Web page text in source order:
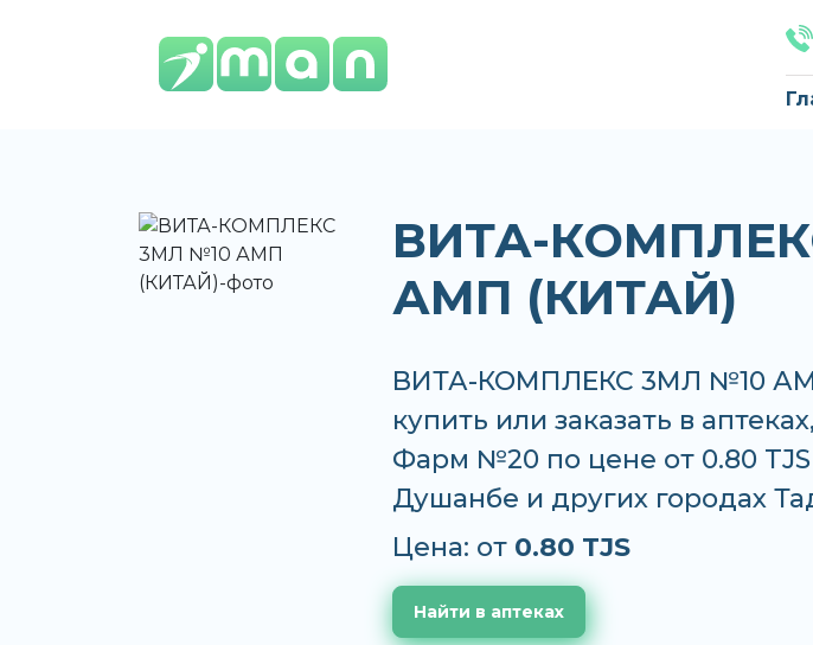
ВИТА-
АМП (КИТАЙ)
ВИТА-КОМПЛЕКС 3МЛ №10
купить или заказать в
Фарм №20 по цене от 0.80 TJS
Душанбе и других городах
Цена: от 0.80 TJS
Найти в аптеках